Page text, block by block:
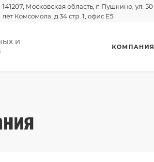
141207, Московская область, г. Пушкино, ул. 50
лет Комсомола, д.34 стр. 1, офис E5
И
КОМПАНИЯ